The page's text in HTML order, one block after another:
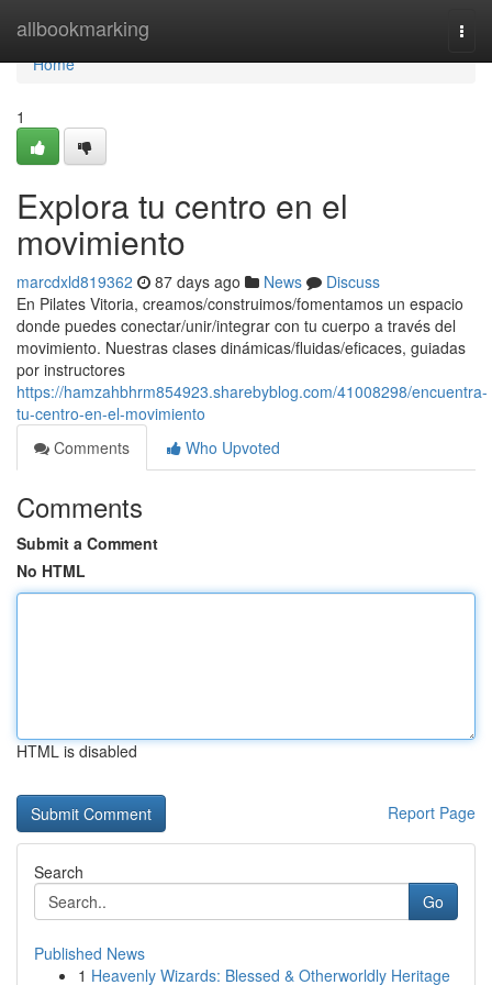
allbookmarking
Home
Home
1
Explora tu centro en el
movimiento
marcdxld819362 87 days ago News
Discuss
En Pilates Vitoria, creamos/construimos/fomentamos un espacio
donde puedes conectar/unir/integrar con tu cuerpo a través del
movimiento. Nuestras clases dinámicas/fluidas/eficaces, guiadas
por instructores
https://hamzahbhrm854923.sharebyblog.com/41008298/encuentra-
tu-centro-en-el-movimiento
Comments
Who Upvoted
Comments
Submit a Comment
No HTML
HTML is disabled
Report Page
Search
Go
Published News
1 Heavenly Wizards: Blessed & Otherworldly Heritage